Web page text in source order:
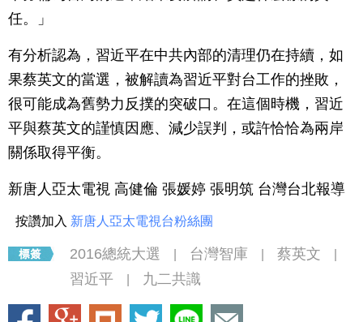
任。」
有分析認為，習近平在中共內部的清理仍在持續，如
果蔡英文的當選，被解讀為習近平對台工作的挫敗，
很可能成為舊勢力反撲的突破口。在這個時機，習近
平與蔡英文的謹慎因應、減少誤判，或許恰恰為兩岸
關係取得平衡。
新唐人亞太電視 高健倫 張媛婷 張明筑 台灣台北報導
按讚加入 新唐人亞太電視台粉絲團
2016總統大選 台灣智庫 蔡英文
習近平 九二共識